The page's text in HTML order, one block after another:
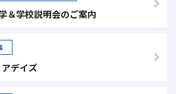
学校説明会のご案内
デイズ